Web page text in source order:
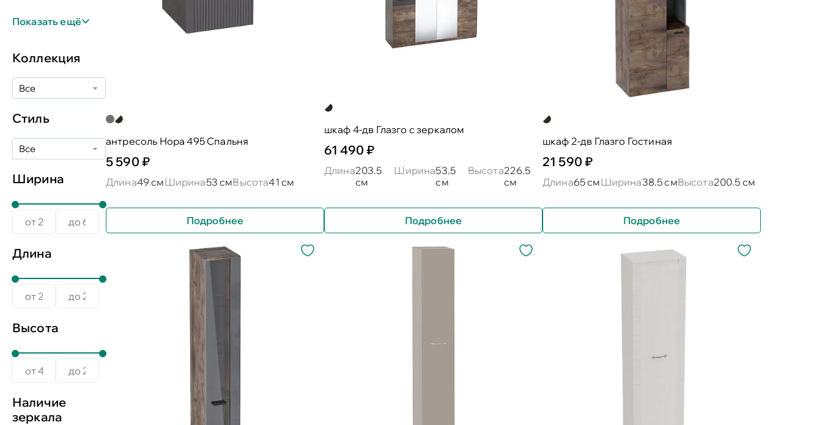
Показать ещё
Коллекция
Все
Стиль
Все
Ширина
Длина
Высота
Наличие
зеркала
антресоль Нора 495 Спальня
5 590 ₽
Длина49 смШирина53 смВысота41 см
Подробнее
шкаф 4-дв Глазго с зеркалом
61 490 ₽
Длина203.5
см
Ширина53.5
см
Высота226.5
см
Подробнее
шкаф 2-дв Глазго Гостиная
21 590 ₽
Длина65 смШирина38.5 смВысота200.5 см
Подробнее